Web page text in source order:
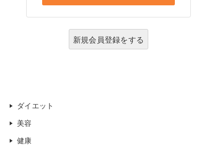
新規会員登録をする
ダイエット
美容
健康